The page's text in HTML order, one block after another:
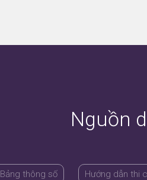
Nguồn
Bảng thông số Hướng dẫn thi